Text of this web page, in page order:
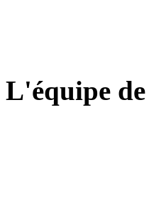
L'équipe